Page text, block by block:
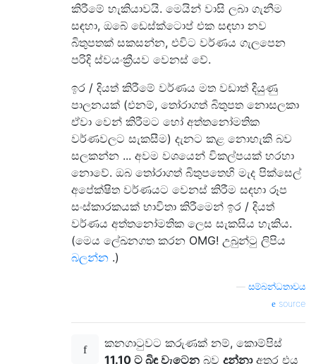
කිරීමේ හැකියාවයි. මෙයින් වාසි ලබා ගැනීම
සඳහා, ඔබේ ඩෙස්ක්ටොප් එක සඳහා නව
බිතුපතක් සකසන්න, එවිට වර්ණය ගැලපෙන
පරිදි ස්වයංක්‍රීයව වෙනස් වේ.
ඉර / දියත් කිරීමේ වර්ණය මත වඩාත් දියුණු
පාලනයක් (එනම්, තෝරාගත් බිතුපත නොසලකා
ඒවා වෙන් කිරීමට හෝ අත්තනෝමතික
වර්ණවලට සැකසීම) දැනට කළ නොහැකි බව
සලකන්න ... අවම වශයෙන් විකල්පයක් හරහා
නොවේ. ඔබ තෝරාගත් බිතුපතෙහි මැද පික්සෙල්
අපේක්ෂිත වර්ණයට වෙනස් කිරීම සඳහා රූප
සංස්කාරකයක් භාවිතා කිරීමෙන් ඉර / දියත්
වර්ණය අත්තනෝමතික ලෙස සැකසිය හැකිය.
(මෙය ලේඛනගත කරන OMG! උබුන්ටු ලිපිය
බලන්න .)
සම්බන්ධතාවය
source
කනගාටුවට කරුණක් නම්, කොම්පිස්
11.10 ට බිඳ වැටෙන බව දන්නාඅතර එය